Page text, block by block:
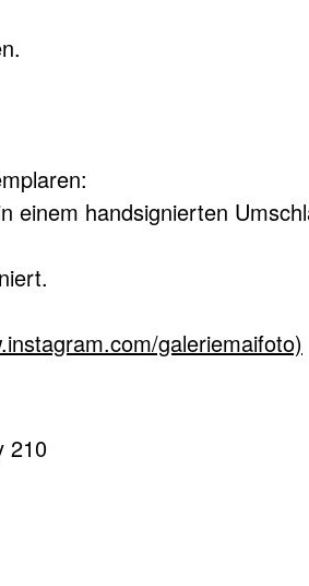
einem handsignierten
galeriemaifoto)
210
Gesamt:
Warenkorb ansehen